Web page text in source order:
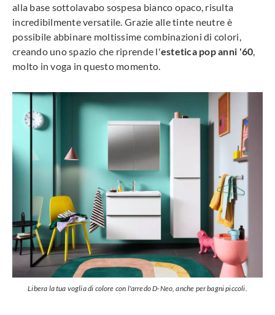
alla base sottolavabo sospesa bianco opaco, risulta
incredibilmente versatile. Grazie alle tinte neutre è
possibile abbinare moltissime combinazioni di colori,
creando uno spazio che riprende l'estetica pop anni '60
molto in voga in questo momento.
Libera la tua voglia di colore con l'arredo D-Neo, anche per bagni piccoli.